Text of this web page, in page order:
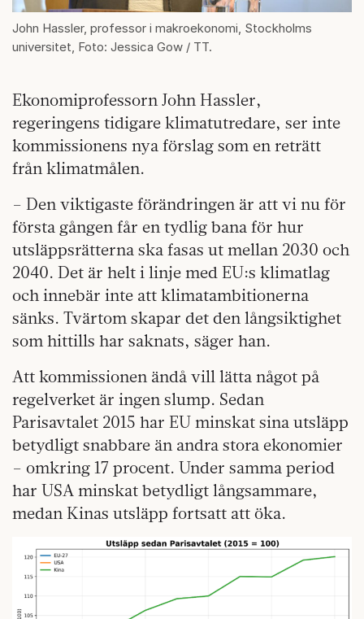
John Hassler, professor i makroekonomi, Stockholms
universitet, Foto: Jessica Gow / TT.
Ekonomiprofessorn John Hassler,
regeringens tidigare klimatutredare, ser inte
kommissionens nya förslag som en reträtt
från klimatmålen.
– Den viktigaste förändringen är att vi nu för
första gången får en tydlig bana för hur
utsläppsrätterna ska fasas ut mellan 2030 och
2040. Det är helt i linje med EU:s klimatlag
och innebär inte att klimatambitionerna
sänks. Tvärtom skapar det den långsiktighet
som hittills har saknats, säger han.
Att kommissionen ändå vill lätta något på
regelverket är ingen slump. Sedan
Parisavtalet 2015 har EU minskat sina utsläpp
betydligt snabbare än andra stora ekonomier
– omkring 17 procent. Under samma period
har USA minskat betydligt långsammare,
medan Kinas utsläpp fortsatt att öka.